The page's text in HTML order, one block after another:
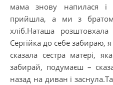
мама знову напилася і
прийшла, а ми з
хліб.Наташа
Сергійка до себе забираю,
сказала сестра матері,
забирай, подумаєш –
назад на диван і